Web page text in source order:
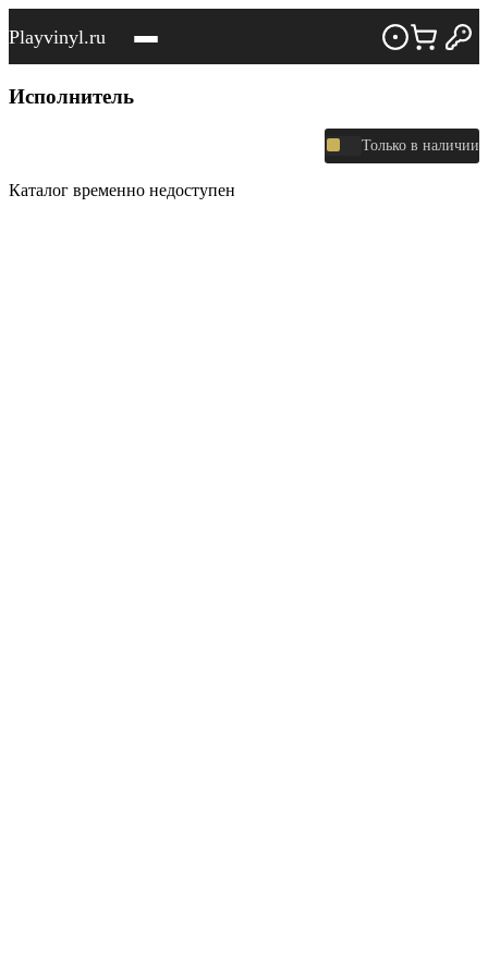
Playvinyl.ru
Исполнитель
Только в наличии
Каталог временно недоступен